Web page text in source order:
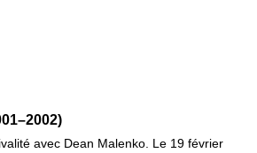
avec Dean Malenko. Le 19 février